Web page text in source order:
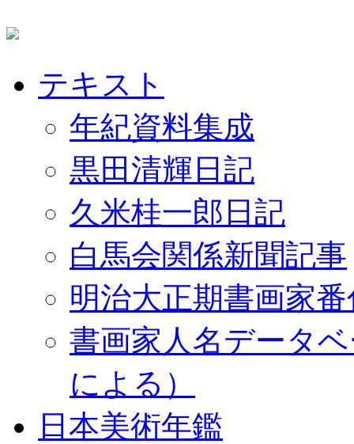
テキスト
年紀資料集成
黒田清輝日記
久米桂一郎日記
白馬会関係新聞記事
明治大正期書画家
書画家人名データ
による）
日本美術年鑑